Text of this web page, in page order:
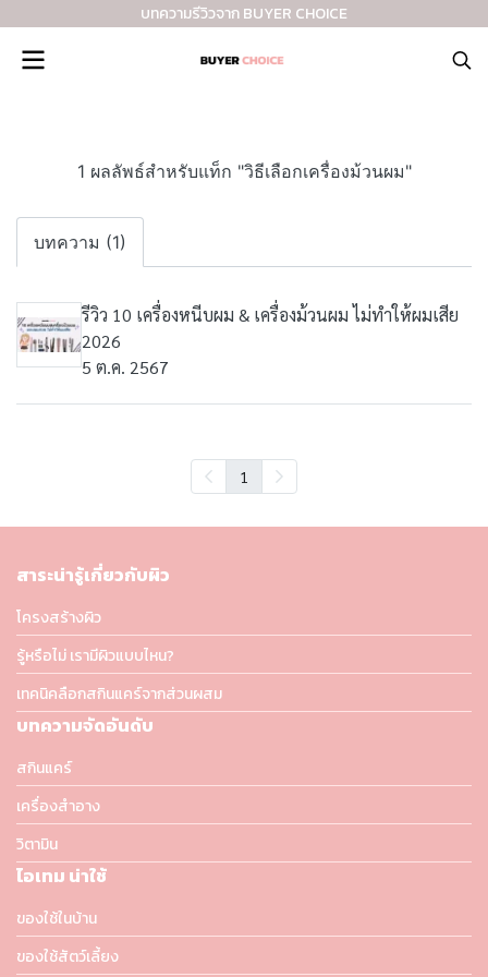
บทความรีวิวจาก BUYER CHOICE
1 ผลลัพธ์สำหรับแท็ก "วิธีเลือกเครื่องม้วนผม"
บทความ (1)
รีวิว 10 เครื่องหนีบผม & เครื่องม้วนผม ไม่ทำให้ผมเสีย
2026
5 ต.ค. 2567
1
สาระน่ารู้เกี่ยวกับผิว
โครงสร้างผิว
รู้หรือไม่ เรามีผิวแบบไหน?
เทคนิคลือกสกินแคร์จากส่วนผสม
บทความจัดอันดับ
สกินแคร์
เครื่องสำอาง
วิตามิน
ไอเทม น่าใช้
ของใช้ในบ้าน
ของใช้สัตว์เลี้ยง